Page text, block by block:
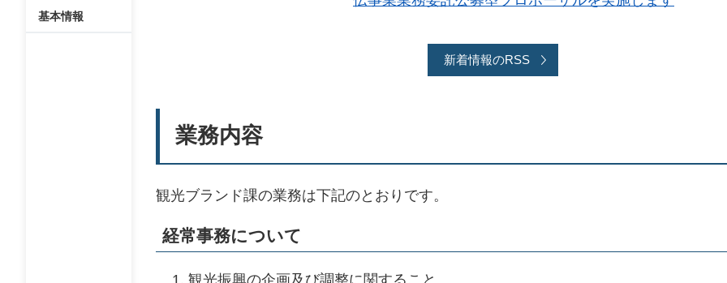
基本情報
新着情報のRSS
業務内容
観光ブランド課の業務は下記のとおりです。
経常事務について